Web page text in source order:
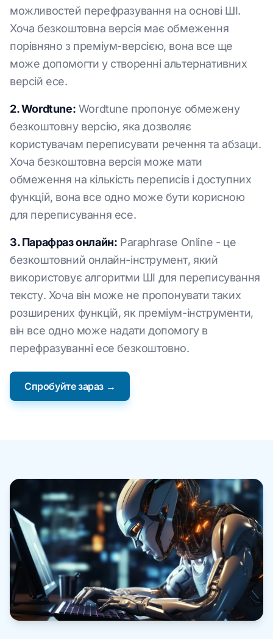
можливостей перефразування на основі ШІ.
Хоча безкоштовна версія має обмеження
порівняно з преміум-версією, вона все ще
може допомогти у створенні альтернативних
версій есе.
2. Wordtune: Wordtune пропонує обмежену
безкоштовну версію, яка дозволяє
користувачам переписувати речення та абзаци.
Хоча безкоштовна версія може мати
обмеження на кількість переписів і доступних
функцій, вона все одно може бути корисною
для переписування есе.
3. Парафраз онлайн: Paraphrase Online - це
безкоштовний онлайн-інструмент, який
використовує алгоритми ШІ для переписування
тексту. Хоча він може не пропонувати таких
розширених функцій, як преміум-інструменти,
він все одно може надати допомогу в
перефразуванні есе безкоштовно.
Спробуйте зараз →